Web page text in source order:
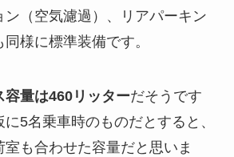
ン（空気濾過）、リアパーキン
様に標準装備です。
容量は460リッターだそうです
5名乗車時のものだとすると、
も合わせた容量だと思いま